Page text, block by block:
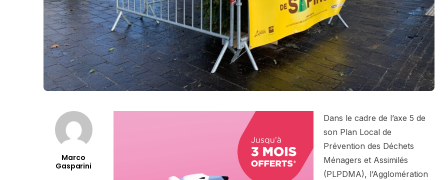
Marco
Gasparini
Dans le cadre de l’axe 5 de
son Plan Local de
Prévention des Déchets
Ménagers et Assimilés
(PLPDMA), l’Agglomération